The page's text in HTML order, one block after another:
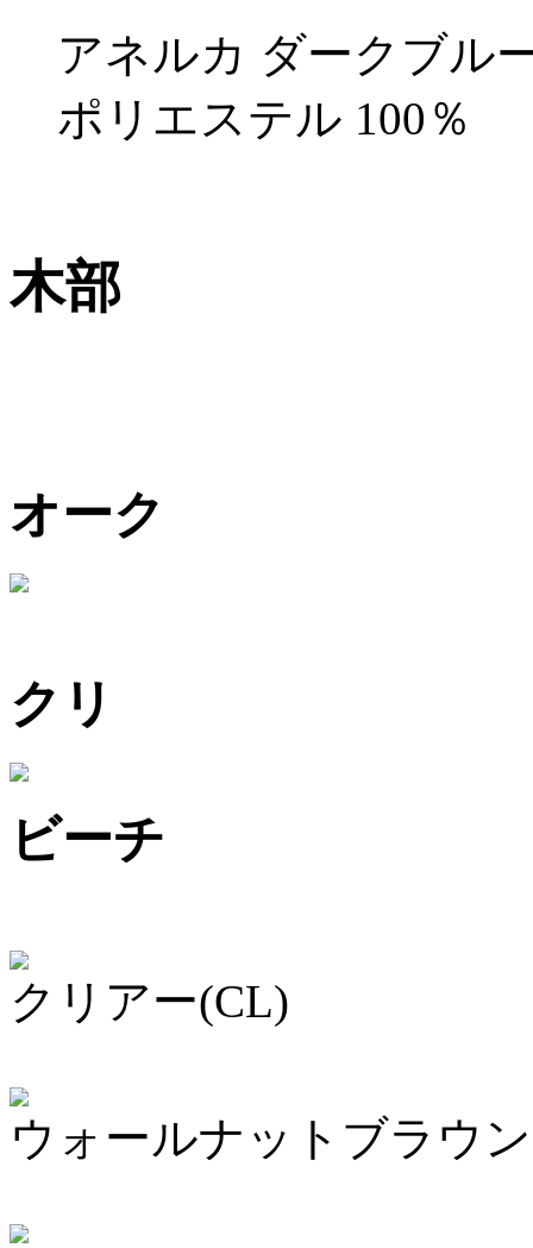
アネルカ ダークブル
ポリエステル 100％
木部
オーク
クリ
ビーチ
クリアー(CL)
ウォールナットブラウ